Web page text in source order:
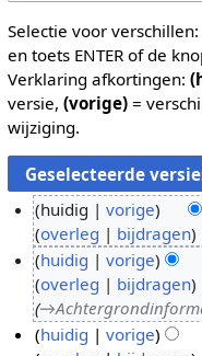
Selectie voor
en toets ENTER of de
Verklaring afkortingen:
versie, (vorige)=
wijziging.
3
b
huidig vorige
overleg
bijdragen
G
e
e
n
n
huidig vorige
overleg
bijdragen
→
huidig vorige